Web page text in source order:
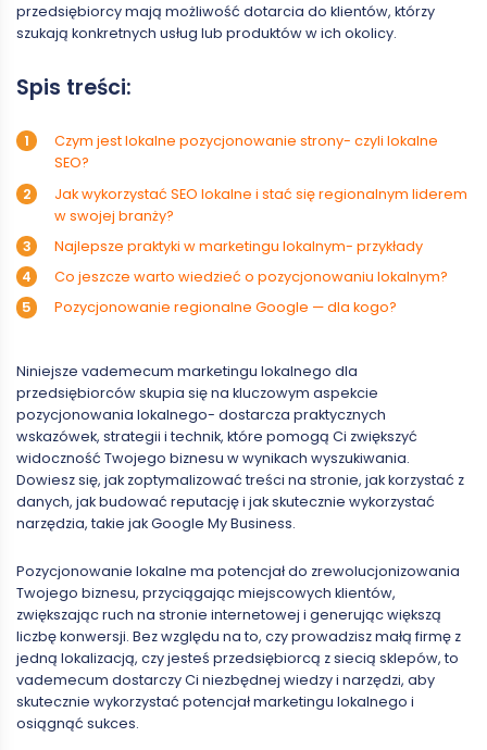
przedsiębiorcy mają możliwość dotarcia do klientów, którzy
szukają konkretnych usług lub produktów w ich okolicy.
Spis treści:
Czym jest lokalne pozycjonowanie strony- czyli lokalne
SEO?
Jak wykorzystać SEO lokalne i stać się regionalnym liderem
w swojej branży?
Najlepsze praktyki w marketingu lokalnym- przykłady
Co jeszcze warto wiedzieć o pozycjonowaniu lokalnym?
Pozycjonowanie regionalne Google — dla kogo?
Niniejsze vademecum marketingu lokalnego dla
przedsiębiorców skupia się na kluczowym aspekcie
pozycjonowania lokalnego- dostarcza praktycznych
wskazówek, strategii i technik, które pomogą Ci zwiększyć
widoczność Twojego biznesu w wynikach wyszukiwania.
Dowiesz się, jak zoptymalizować treści na stronie, jak korzystać z
danych, jak budować reputację i jak skutecznie wykorzystać
narzędzia, takie jak Google My Business.
Pozycjonowanie lokalne ma potencjał do zrewolucjonizowania
Twojego biznesu, przyciągając miejscowych klientów,
zwiększając ruch na stronie internetowej i generując większą
liczbę konwersji. Bez względu na to, czy prowadzisz małą firmę z
jedną lokalizacją, czy jesteś przedsiębiorcą z siecią sklepów, to
vademecum dostarczy Ci niezbędnej wiedzy i narzędzi, aby
skutecznie wykorzystać potencjał marketingu lokalnego i
osiągnąć sukces.